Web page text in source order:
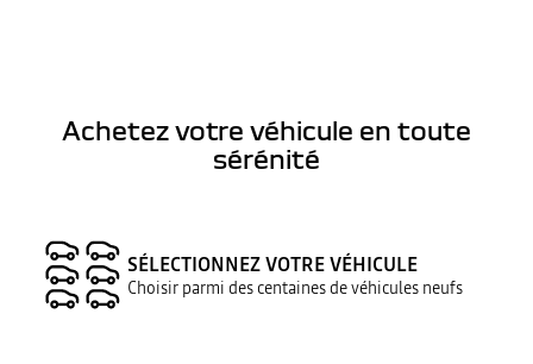
Achetez votre véhicule en toute
sérénité
SÉLECTIONNEZ VOTRE VÉHICULE
Choisir parmi des centaines de véhicules neufs